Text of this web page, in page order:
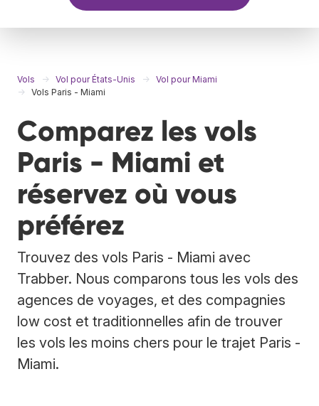
Vols Vol pour États-Unis
Vol pour Miami
Vols Paris - Miami
Comparez les vols
Paris - Miami et
réservez où vous
préférez
Trouvez des vols Paris - Miami avec
Trabber. Nous comparons tous les vols des
agences de voyages, et des compagnies
low cost et traditionnelles afin de trouver
les vols les moins chers pour le trajet Paris -
Miami.